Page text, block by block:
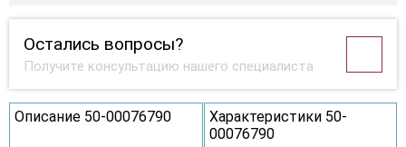
Остались вопросы?
Получите консультацию нашего специалиста
Описание 50-00076790
Характеристики 50-
00076790